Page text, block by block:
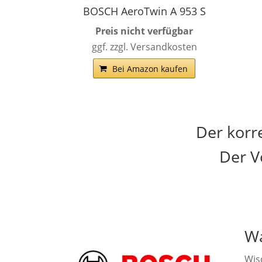
BOSCH AeroTwin A 953 S
Preis nicht verfügbar
ggf. zzgl. Versandkosten
Bei Amazon kaufen
Der
Der